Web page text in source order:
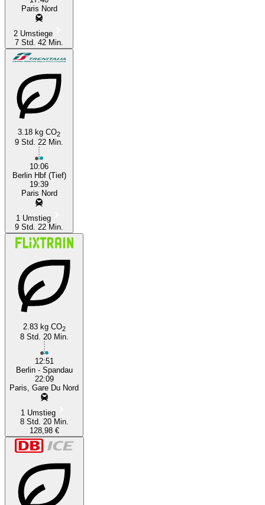
Paris Nord
2 Umstiege
7 Std. 42 Min.
3.18 kg CO2
9 Std. 22 Min.
10:06
Berlin Hbf (Tief)
19:39
Paris Nord
1 Umstieg
9 Std. 22 Min.
2.83 kg CO2
8 Std. 20 Min.
12:51
Berlin - Spandau
22:09
Paris, Gare Du Nord
1 Umstieg
8 Std. 20 Min.
128,98 €